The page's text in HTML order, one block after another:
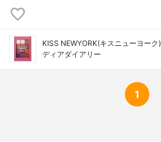
KISS NEWYORK(キスニューヨーク)
ディアダイアリー
1